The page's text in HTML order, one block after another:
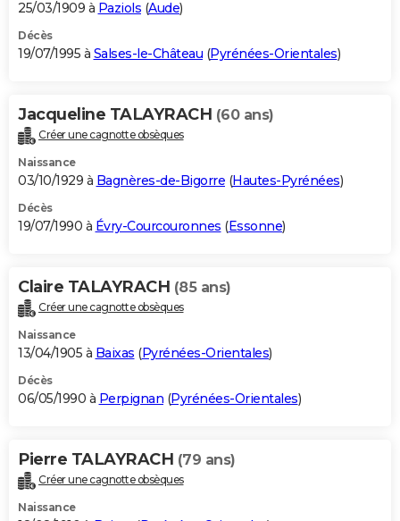
25/03/1909 à Paziols (Aude)
Décès
19/07/1995 à Salses-le-Château (Pyrénées-Orientales)
Jacqueline TALAYRACH (60 ans)
Créer une cagnotte obsèques
Naissance
03/10/1929 à Bagnères-de-Bigorre (Hautes-Pyrénées)
Décès
19/07/1990 à Évry-Courcouronnes (Essonne)
Claire TALAYRACH (85 ans)
Créer une cagnotte obsèques
Naissance
13/04/1905 à Baixas (Pyrénées-Orientales)
Décès
06/05/1990 à Perpignan (Pyrénées-Orientales)
Pierre TALAYRACH (79 ans)
Créer une cagnotte obsèques
Naissance